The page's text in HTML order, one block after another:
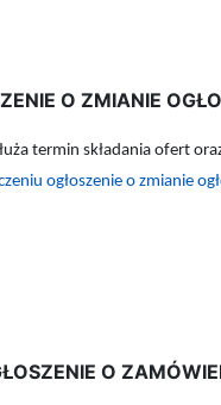
O ZMIANIE
termin składania ofert
ogłoszenie o zmianie
O